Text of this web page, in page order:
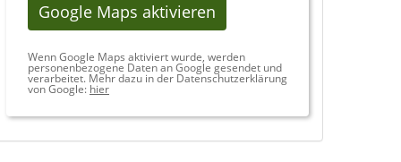
Google Maps aktivieren
Wenn Google Maps aktiviert wurde, werden
personenbezogene Daten an Google gesendet und
verarbeitet. Mehr dazu in der Datenschutzerklärung
von Google: hier